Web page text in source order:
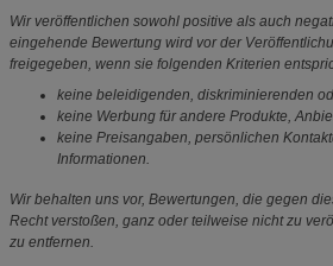
Wir veröffentlichen sowohl positive als auch
eingehende Bewertung wird vor der
freigegeben, wenn sie folgenden Kriterien
keine beleidigenden, diskriminierenden
keine Werbung für andere Produkte,
keine Preisangaben, persönlichen
Informationen.
Wir behalten uns vor, Bewertungen, die gegen
Recht verstoßen, ganz oder teilweise nicht zu
zu entfernen.